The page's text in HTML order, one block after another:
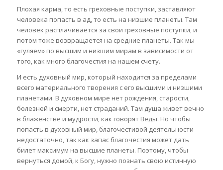
Плохая карма, то есть греховные поступки, заставляют
человека попасть в ад, то есть на низшие планеты. Там
человек расплачивается за свои греховные поступки, и
потом тоже возвращается на средние планеты. Так мы
«гуляем» по высшим и низшим мирам в зависимости от
того, как много благочестия на нашем счету.
И есть духовный мир, который находится за пределами
всего материального творения с его высшими и низшими
планетами. В духовном мире нет рождения, старости,
болезней и смерти, нет страданий. Там душа живет вечно
в блаженстве и мудрости, как говорят Веды. Но чтобы
попасть в духовный мир, благочестивой деятельности
недостаточно, так как запас благочестия может дать
билет максимум на высшие планеты. Поэтому, чтобы
вернуться домой, к Богу, нужно познать свою истинную